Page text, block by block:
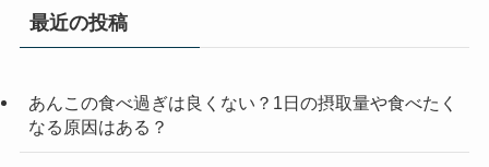
リ
索
最近の投稿
あんこの食べ過ぎは良くない？1日の摂取量や食べたく
なる原因はある？